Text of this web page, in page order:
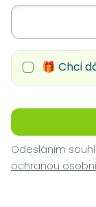
🎁 Chci
Odesláním
ochranou